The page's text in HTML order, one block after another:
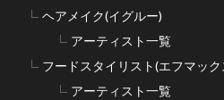
ヘアメイク(イグルー)
アーティスト一覧
フードスタイリスト(エフマック
アーティスト一覧